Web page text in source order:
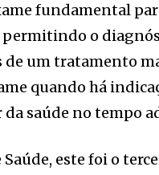
fundamental
o
de um tratamento
quando há
saúde no tempo
Saúde, este foi o